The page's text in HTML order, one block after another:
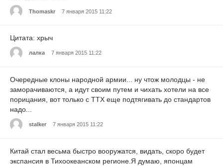
Thomaskr 7 января 2015 11:22
Цитата: хрыч
лалка 7 января 2015 11:22
Очередные клоны народной армии... ну чтож молодцы - не
заморачиваются, а идут своим путем и чихать хотели на все
порицания, вот только с ТТХ еще подтягивать до стандартов
надо...
stalker 7 января 2015 11:22
Китай стал весьма быстро вооружатся, видать, скоро будет
экспансия в Тихоокеанском регионе.Я думаю, японцам